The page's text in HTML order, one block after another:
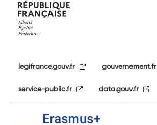
legifrance.gouv.fr gouvernement.fr
service-public.fr data.gouv.fr